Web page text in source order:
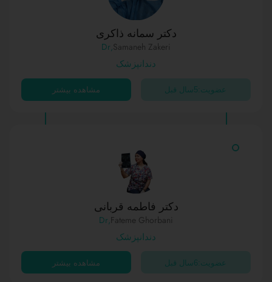
دکتر سمانه ذاکری
Samaneh Zakeri
,Dr
دندانپزشک
عضویت:5سال قبل مشاهده بیشتر
دکتر فاطمه قربانی
Fateme Ghorbani
,Dr
دندانپزشک
عضویت:6سال قبل مشاهده بیشتر